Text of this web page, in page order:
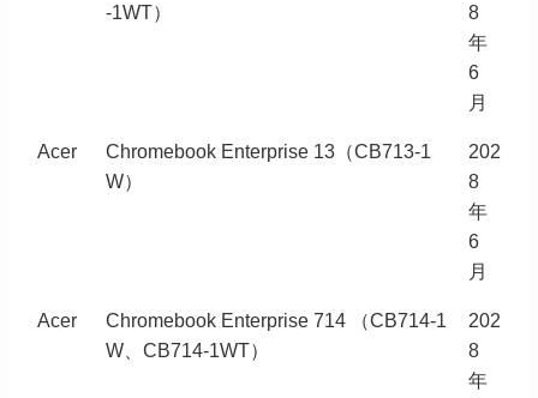
-1WT）
8
年
6
月
Acer
Chromebook Enterprise 13（CB713-1
W）
202
8
年
6
月
Acer
Chromebook Enterprise 714 （CB714-1
W、CB714-1WT）
202
8
年